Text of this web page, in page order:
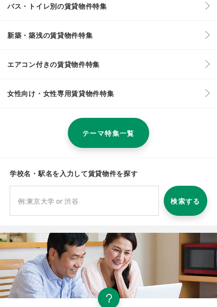
バス・トイレ別の賃貸物件特集
新築・築浅の賃貸物件特集
エアコン付きの賃貸物件特集
女性向け・女性専用賃貸物件特集
テーマ特集一覧
学校名・駅名を入力して賃貸物件を探す
検索する